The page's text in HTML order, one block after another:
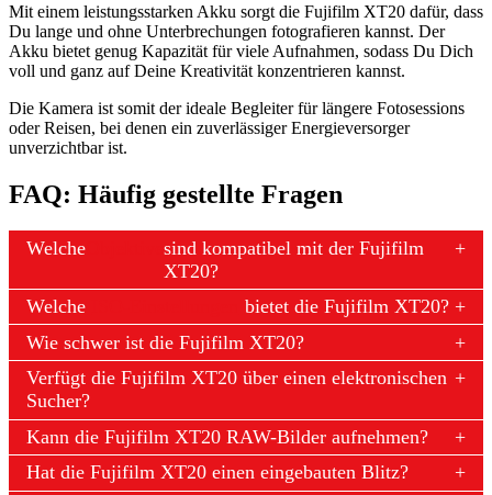
Mit einem leistungsstarken Akku sorgt die Fujifilm XT20 dafür, dass
Du lange und ohne Unterbrechungen fotografieren kannst. Der
Akku bietet genug Kapazität für viele Aufnahmen, sodass Du Dich
voll und ganz auf Deine Kreativität konzentrieren kannst.
Die Kamera ist somit der ideale Begleiter für längere Fotosessions
oder Reisen, bei denen ein zuverlässiger Energieversorger
unverzichtbar ist.
FAQ: Häufig gestellte Fragen
Welche
sind kompatibel mit der Fujifilm
XT20?
Welche
bietet die Fujifilm XT20?
Wie schwer ist die Fujifilm XT20?
Verfügt die Fujifilm XT20 über einen elektronischen
Sucher?
Kann die Fujifilm XT20 RAW-Bilder aufnehmen?
Hat die Fujifilm XT20 einen eingebauten Blitz?